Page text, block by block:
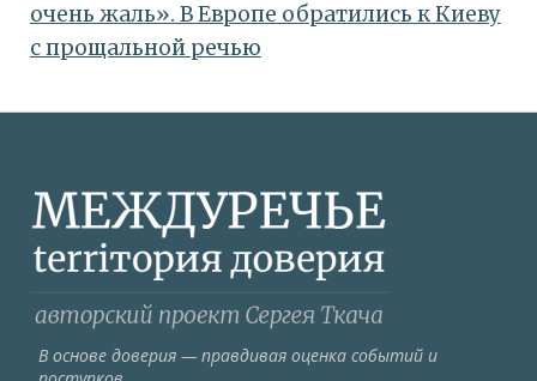
очень жаль». В Европе обратились к Киеву
с прощальной речью
В основе доверия — правдивая оценка событий и